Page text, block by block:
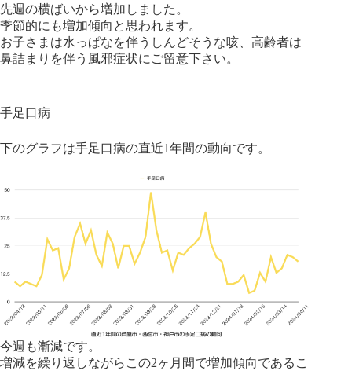
先週の横ばいから増加しました。
季節的にも増加傾向と思われます。
お子さまは水っぱなを伴うしんどそうな咳、高齢者は
鼻詰まりを伴う風邪症状にご留意下さい。
手足口病
下のグラフは手足口病の直近1年間の動向です。
今週も漸減です。
増減を繰り返しながらこの2ヶ月間で増加傾向であるこ